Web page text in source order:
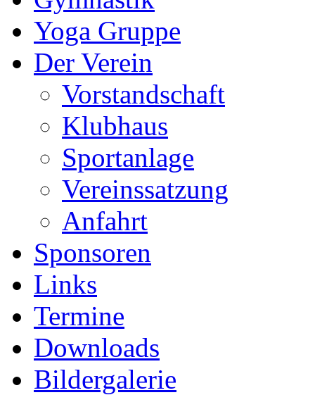
Yoga Gruppe
Der Verein
Vorstandschaft
Klubhaus
Sportanlage
Vereinssatzung
Anfahrt
Sponsoren
Links
Termine
Downloads
Bildergalerie